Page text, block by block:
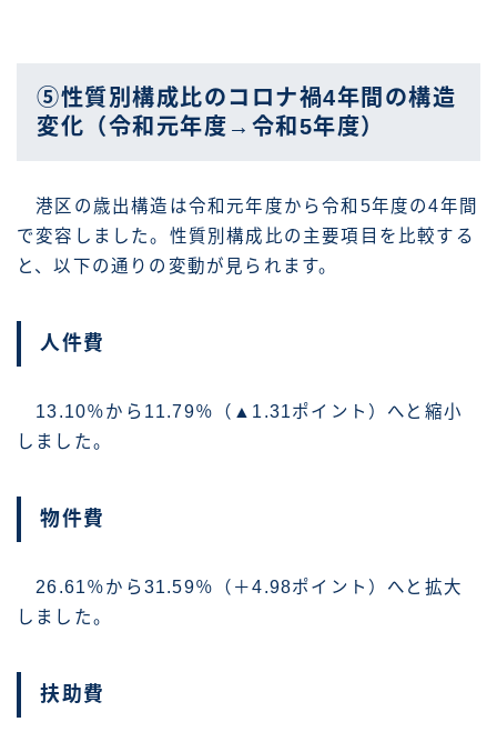
⑤性質別構成比のコロナ禍4年間の構造
変化（令和元年度→令和5年度）
港区の歳出構造は令和元年度から令和5年度の4年間
で変容しました。性質別構成比の主要項目を比較する
と、以下の通りの変動が見られます。
人件費
13.10％から11.79％（▲1.31ポイント）へと縮小
しました。
物件費
26.61％から31.59％（＋4.98ポイント）へと拡大
しました。
扶助費